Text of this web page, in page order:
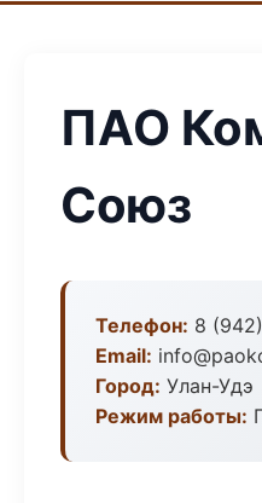
ПАО
Союз
Телефон: 8
Email:
Город: Улан-Удэ
Режим работы: